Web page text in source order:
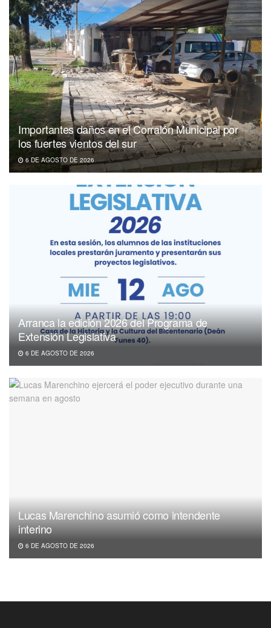
Importantes daños en el Corralón Municipal por
los fuertes vientos del sur
6 DE AGOSTO DE 2026
Arranca la edición 2026 del Programa de
Extensión Legislativa
6 DE AGOSTO DE 2026
Lucas Marenchino asumió como intendente
interino
6 DE AGOSTO DE 2026